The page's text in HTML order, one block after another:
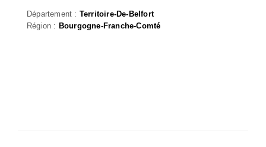
Département : Territoire-De-Belfort
Région : Bourgogne-Franche-Comté